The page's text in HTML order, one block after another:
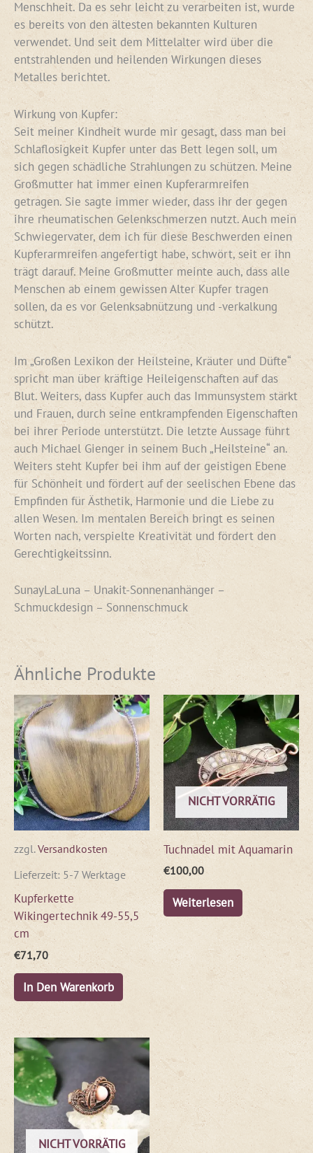
Menschheit. Da es sehr leicht zu verarbeiten ist, wurde
es bereits von den ältesten bekannten Kulturen
verwendet. Und seit dem Mittelalter wird über die
entstrahlenden und heilenden Wirkungen dieses
Metalles berichtet.
Wirkung von Kupfer:
Seit meiner Kindheit wurde mir gesagt, dass man bei
Schlaflosigkeit Kupfer unter das Bett legen soll, um
sich gegen schädliche Strahlungen zu schützen. Meine
Großmutter hat immer einen Kupferarmreifen
getragen. Sie sagte immer wieder, dass ihr der gegen
ihre rheumatischen Gelenkschmerzen nutzt. Auch mein
Schwiegervater, dem ich für diese Beschwerden einen
Kupferarmreifen angefertigt habe, schwört, seit er ihn
trägt darauf. Meine Großmutter meinte auch, dass alle
Menschen ab einem gewissen Alter Kupfer tragen
sollen, da es vor Gelenksabnützung und -verkalkung
schützt.
Im „Großen Lexikon der Heilsteine, Kräuter und Düfte“
spricht man über kräftige Heileigenschaften auf das
Blut. Weiters, dass Kupfer auch das Immunsystem stärkt
und Frauen, durch seine entkrampfenden Eigenschaften
bei ihrer Periode unterstützt. Die letzte Aussage führt
auch Michael Gienger in seinem Buch „Heilsteine“ an.
Weiters steht Kupfer bei ihm auf der geistigen Ebene
für Schönheit und fördert auf der seelischen Ebene das
Empfinden für Ästhetik, Harmonie und die Liebe zu
allen Wesen. Im mentalen Bereich bringt es seinen
Worten nach, verspielte Kreativität und fördert den
Gerechtigkeitssinn.
SunayLaLuna – Unakit-Sonnenanhänger –
Schmuckdesign – Sonnenschmuck
Ähnliche Produkte
zzgl.Versandkosten
Lieferzeit: 5-7 Werktage
Kupferkette
Wikingertechnik 49-55,5
cm
€71,70
In Den Warenkorb
NICHT VORRÄTIG
Tuchnadel mit Aquamarin
€100,00
Weiterlesen
NICHT VORRÄTIG